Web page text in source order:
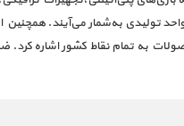
تولیدی به‌شمار می‌آیند.
به تمام نقاط کشور اشاره کرد.